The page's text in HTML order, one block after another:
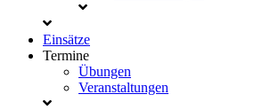
Einsätze
Termine
Übungen
Veranstaltungen